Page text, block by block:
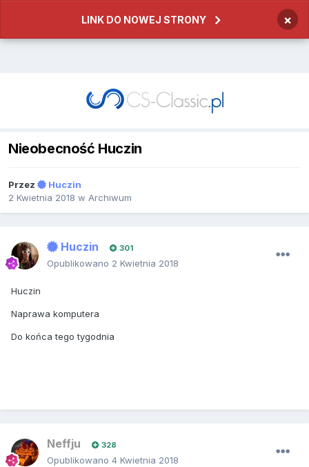
LINK DO NOWEJ STRONY ×
Nieobecność Huczin
Przez
Huczin
2 Kwietnia 2018 w Archiwum
Huczin 301
Opublikowano 2 Kwietnia 2018
Huczin
Naprawa komputera
Do końca tego tygodnia
Neffju 328
Opublikowano 4 Kwietnia 2018